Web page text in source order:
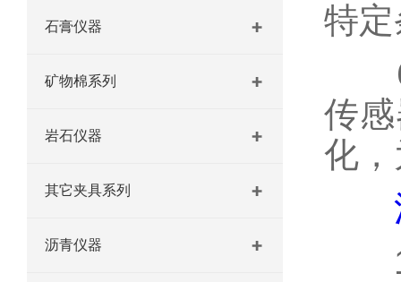
石膏仪器
矿物棉系列
岩石仪器
其它夹具系列
沥青仪器
特
6.
传
化
1